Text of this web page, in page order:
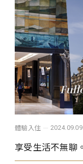
體驗入住 2024.09.09